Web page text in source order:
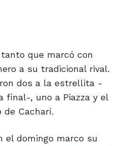
que marcó con
a su tradicional rival.
dos a la estrellita -
final-, uno a Piazza y el
de Cacharí.
el domingo marco su